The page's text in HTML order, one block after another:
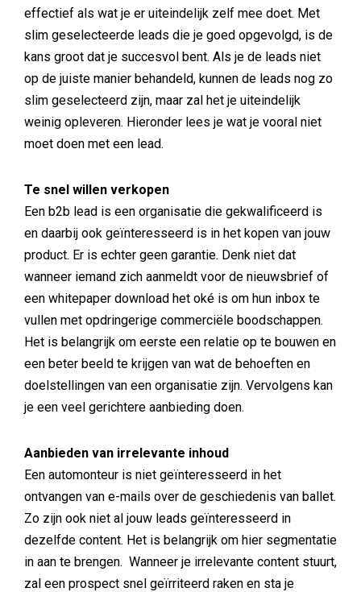
effectief als wat je er uiteindelijk zelf mee doet. Met
slim geselecteerde leads die je goed opgevolgd, is de
kans groot dat je succesvol bent. Als je de leads niet
op de juiste manier behandeld, kunnen de leads nog zo
slim geselecteerd zijn, maar zal het je uiteindelijk
weinig opleveren. Hieronder lees je wat je vooral niet
moet doen met een lead.
Te snel willen verkopen
Een b2b lead is een organisatie die gekwalificeerd is
en daarbij ook geïnteresseerd is in het kopen van jouw
product. Er is echter geen garantie. Denk niet dat
wanneer iemand zich aanmeldt voor de nieuwsbrief of
een whitepaper download het oké is om hun inbox te
vullen met opdringerige commerciële boodschappen.
Het is belangrijk om eerste een relatie op te bouwen en
een beter beeld te krijgen van wat de behoeften en
doelstellingen van een organisatie zijn. Vervolgens kan
je een veel gerichtere aanbieding doen.
Aanbieden van irrelevante inhoud
Een automonteur is niet geïnteresseerd in het
ontvangen van e-mails over de geschiedenis van ballet.
Zo zijn ook niet al jouw leads geïnteresseerd in
dezelfde content. Het is belangrijk om hier segmentatie
in aan te brengen. Wanneer je irrelevante content stuurt,
zal een prospect snel geïrriteerd raken en sta je